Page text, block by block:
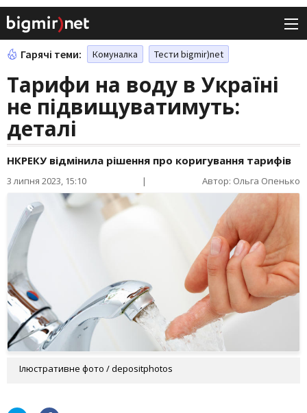
Гарячі теми: Комуналка Тести bigmir)net
Тарифи на воду в Україні
не підвищуватимуть:
деталі
НКРЕКУ відмінила рішення про коригування тарифів
3 липня 2023, 15:10 | Автор: Ольга Опенько
Ілюстративне фото / depositphotos